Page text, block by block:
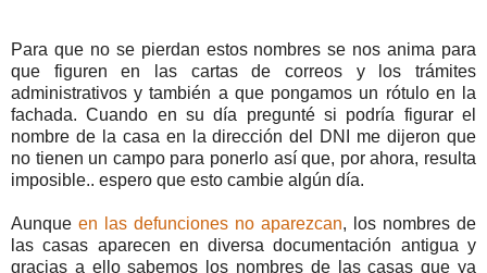
Para que no se pierdan estos nombres se nos anima para
que figuren en las cartas de correos y los trámites
administrativos y también a que pongamos un rótulo en la
fachada. Cuando en su día pregunté si podría figurar el
nombre de la casa en la dirección del DNI me dijeron que
no tienen un campo para ponerlo así que, por ahora, resulta
imposible.. espero que esto cambie algún día.
Aunque en las defunciones no aparezcan, los nombres de
las casas aparecen en diversa documentación antigua y
gracias a ello sabemos los nombres de las casas que ya